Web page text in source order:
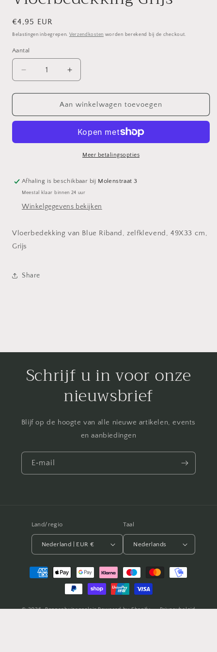
Normale
prijs
€4,95 EUR
Belastingen inbegrepen. Verzendkosten worden berekend bij de checkout.
Aantal
Aantal
verlagen
voor
Vloerbedekking
Grijs
Aantal
verhogen
voor
Vloerbedekking
Grijs
Aan winkelwagen toevoegen
Meer betalingsopties
Afhaling is beschikbaar bij Molenstraat 3
Meestal klaar binnen 24 uur
Winkelgegevens bekijken
Vloerbedekking van Blue Riband, zelfklevend, 49X33 cm,
Grijs
Share
Schrijf u in voor onze
nieuwsbrief
Blijf op de hoogte van alle nieuwe artikelen, events
en aanbiedingen
E‑mail
Land/regio
Nederland | EUR €
Taal
Nederlands
Betaalmethoden
© 2026,Poppenhuizenpaleis Powered by Shopify Privacybeleid